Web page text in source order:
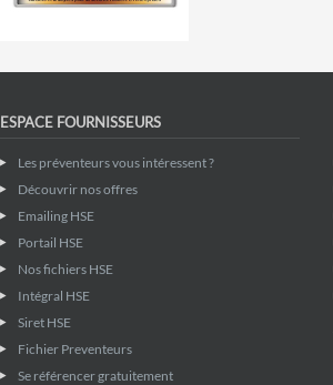
ESPACE FOURNISSEURS
Les préventeurs vous intéressent ?
Découvrir nos offres
Emailing HSE
Portail HSE
Nos fichiers HSE
Intégral HSE
Siret HSE
Fichier Preventeurs
Se référencer gratuitement